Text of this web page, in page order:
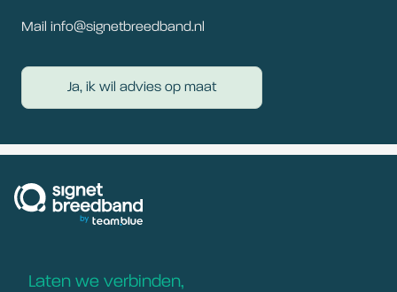
Mail info@signetbreedband.nl
Ja, ik wil advies op maat
Laten we verbinden,